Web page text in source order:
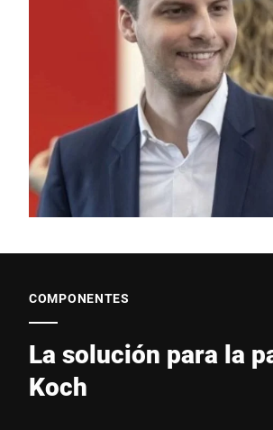
COMPONENTES
La solución para la
Koch